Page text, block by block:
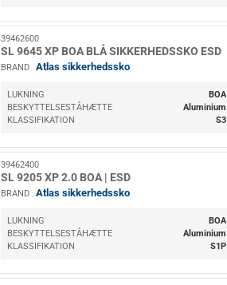
39462600
SL 9645 XP BOA BLÅ SIKKERHEDSSKO ESD
BRAND Atlas sikkerhedssko
LUKNING
BOA
BESKYTTELSESTÅHÆTTE
Aluminium
KLASSIFIKATION
S3
39462400
SL 9205 XP 2.0 BOA | ESD
BRAND Atlas sikkerhedssko
LUKNING
BOA
BESKYTTELSESTÅHÆTTE
Aluminium
KLASSIFIKATION
S1P